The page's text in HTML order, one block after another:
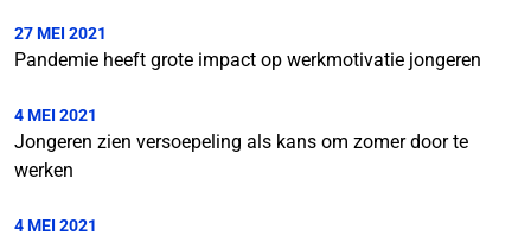
27 MEI 2021
Pandemie heeft grote impact op werkmotivatie jongeren
4 MEI 2021
Jongeren zien versoepeling als kans om zomer door te
werken
4 MEI 2021